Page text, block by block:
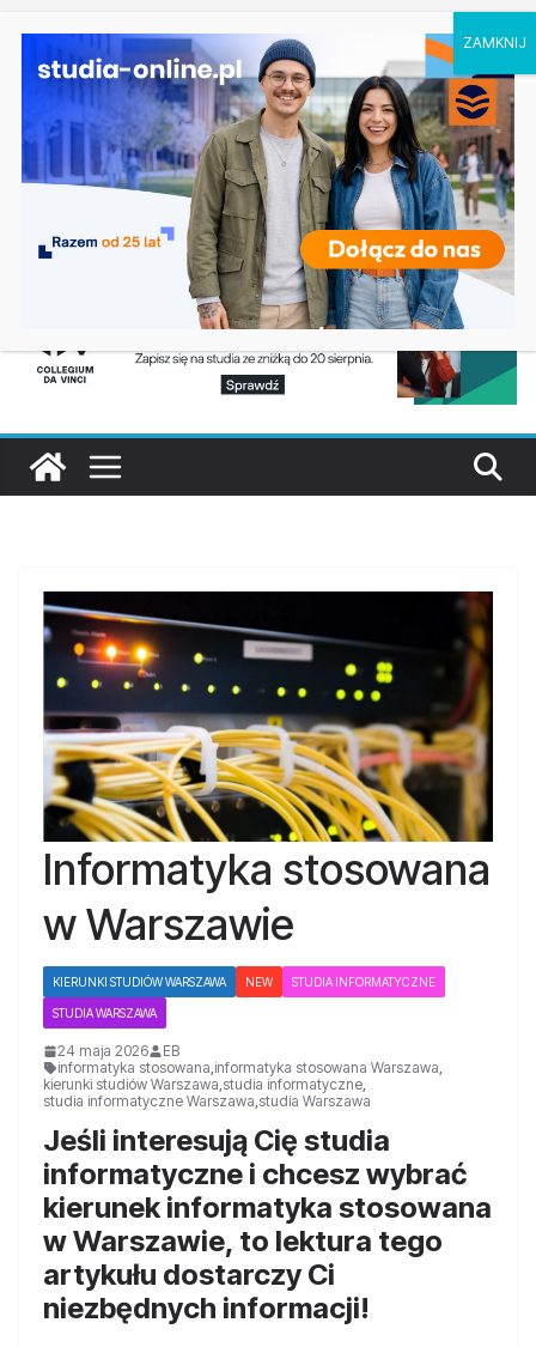
Ostatnie wpisy: Ratownictwo medyczne w Olsztynie
Logistyka w Koszalinie
Informatyka w Nysie
Filozofia w Szczecinie
Geografia w Gdańsku
Informatyka stosowana
w Warszawie
KIERUNKI STUDIÓW WARSZAWA NEW STUDIA INFORMATYCZNE
STUDIA WARSZAWA
24 maja 2026
EB
informatyka stosowana,informatyka stosowana Warszawa,
kierunki studiów Warszawa,studia informatyczne,
studia informatyczne Warszawa,studia Warszawa
Jeśli interesują Cię studia
informatyczne i chcesz wybrać
kierunek informatyka stosowana
w Warszawie, to lektura tego
artykułu dostarczy Ci
niezbędnych informacji!